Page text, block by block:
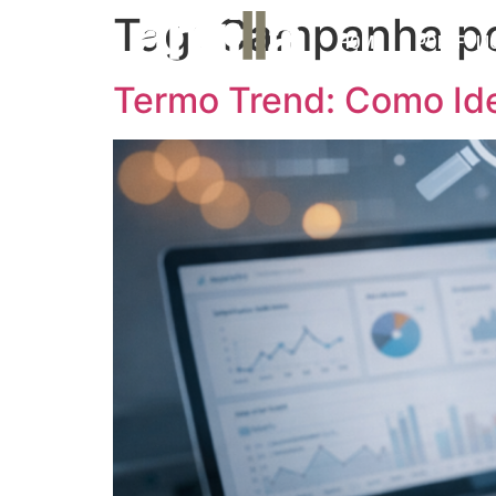
HOME
Tag: Campanha
Termo Trend: Como